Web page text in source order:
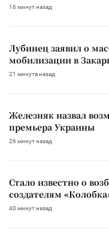
16 минут назад
Лубинец заявил о
мобилизации в
21 минута назад
Железняк назвал
премьера Украины
26 минут назад
Стало известно о
создателям
40 минут назад